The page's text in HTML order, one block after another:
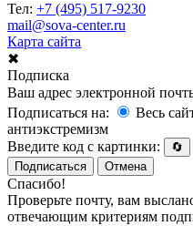
Тел: +7 (495) 517-9230
mail@sova-center.ru
Карта сайта
✖
Подписка
Ваш адрес электронной
Подписаться на:
Весь
антиэкстремизм
Введите код с картинки:
🔄
Подписаться
Отмена
Спасибо!
Проверьте почту, вам
отвечающим критериям